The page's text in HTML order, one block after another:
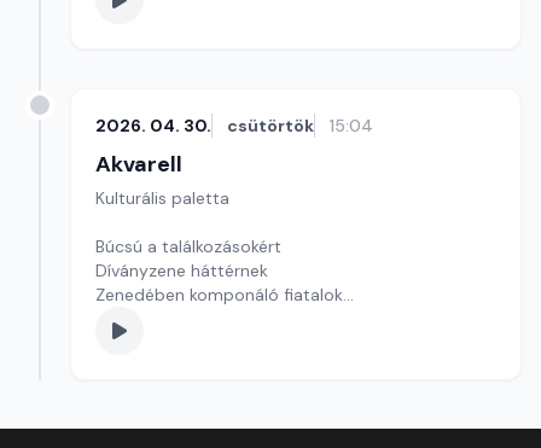
2026. 04. 30. csütörtök 15:04
Akvarell
Kulturális paletta
Búcsú a találkozásokért
Díványzene háttérnek
Zenedében komponáló fiatalok
Szerkesztő: Nagy György András